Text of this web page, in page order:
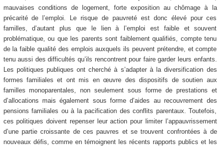
mauvaises conditions de logement, forte exposition au chômage à la
précarité de l’emploi. Le risque de pauvreté est donc élevé pour ces
familles, d’autant plus que le lien à l’emploi est faible et souvent
problématique, ou que les parents sont faiblement qualifiés, compte tenu
de la faible qualité des emplois auxquels ils peuvent prétendre, et compte
tenu aussi des difficultés qu’ils rencontrent pour faire garder leurs enfants.
Les politiques publiques ont cherché à s’adapter à la diversification des
formes familiales et ont mis en œuvre des dispositifs de soutien aux
familles monoparentales, non seulement sous forme de prestations et
d’allocations mais également sous forme d’aides au recouvrement des
pensions familiales ou à la pacification des conflits parentaux. Toutefois,
ces politiques doivent repenser leur action pour limiter l’appauvrissement
d’une partie croissante de ces pauvres et se trouvent confrontées à de
nouveaux défis, comme en témoignent les récents rapports publics et les